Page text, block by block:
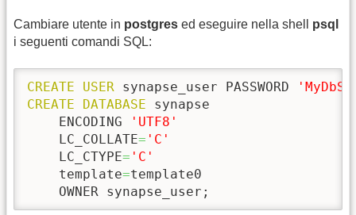
Cambiare utente in postgres ed eseguire nella shell psql
i seguenti comandi SQL:
CREATE USER synapse_user PASSWORD
CREATE
DATABASE synapse
    ENCODING
'UTF8'
    LC_COLLATE
= 'C'
    LC_CTYPE
= 'C'
    template
=template0
    OWNER synapse_user;